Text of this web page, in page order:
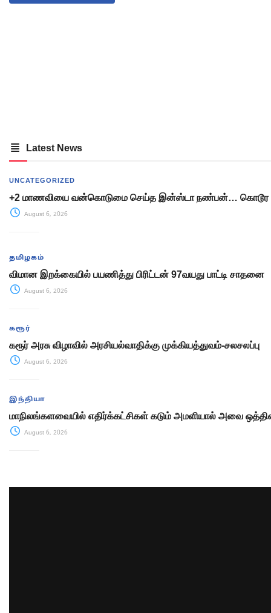
Latest News
UNCATEGORIZED
+2 மாணவியை வன்கொடுமை செய்த இன்ஸ்டா நண்பன்… கொடூர
August 6, 2026
தமிழகம்
விமான இறக்கையில் பயணித்து பிரிட்டன் 97வயது பாட்டி சாதனை
August 6, 2026
கரூர்
கரூர் அரசு விழாவில் அரசியல்வாதிக்கு முக்கியத்துவம்-சலசலப்பு
August 6, 2026
இந்தியா
மாநிலங்களவையில் எதிர்க்கட்சிகள் கடும் அமளியால் அவை
August 6, 2026